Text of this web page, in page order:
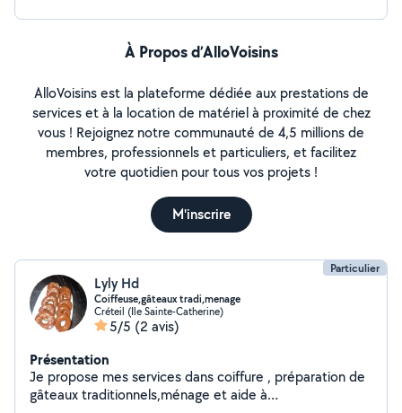
À Propos d’AlloVoisins
AlloVoisins est la plateforme dédiée aux prestations de
services et à la location de matériel à proximité de chez
vous ! Rejoignez notre communauté de 4,5 millions de
membres, professionnels et particuliers, et facilitez
votre quotidien pour tous vos projets !
M'inscrire
Particulier
Lyly Hd
Coiffeuse,gâteaux tradi,menage
Créteil (Ile Sainte-Catherine)
5/5 (2 avis)
Présentation
Je propose mes services dans coiffure , préparation de
gâteaux traditionnels,ménage et aide à